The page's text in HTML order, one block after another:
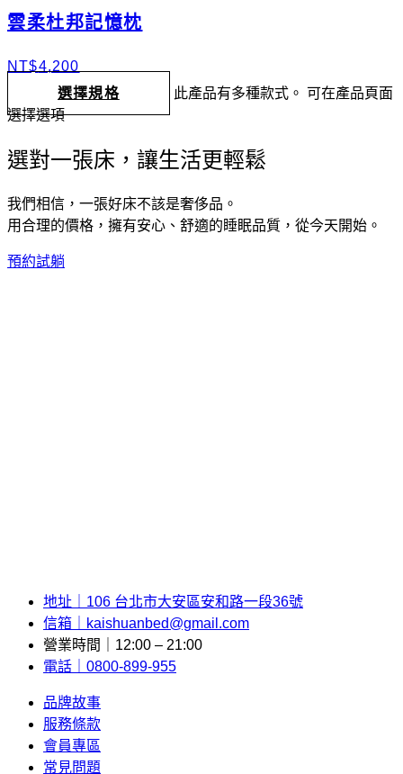
雲柔杜邦記憶枕
NT$4,200
選擇規格
此產品有多種款式。 可在產品頁面
選擇選項
選對一張床，讓生活更輕鬆
我們相信，一張好床不該是奢侈品。
用合理的價格，擁有安心、舒適的睡眠品質，從今天開始。
預約試躺
地址｜106 台北市大安區安和路一段36號
信箱｜kaishuanbed@gmail.com
營業時間｜12:00 – 21:00
電話｜0800-899-955
品牌故事
服務條款
會員專區
常見問題